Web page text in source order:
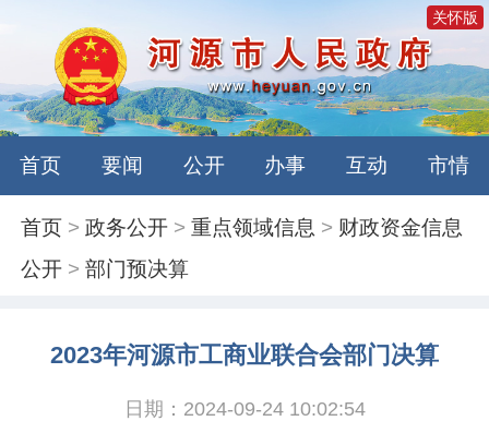
关怀版
首页 要闻 公开 办事 互动 市情
首页 >政务公开 >重点领域信息 > 财政资金信息
公开 >部门预决算
2023年河源市工商业联合会部门决算
日期：2024-09-24 10:02:54